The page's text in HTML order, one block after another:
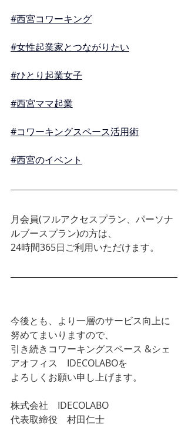
#西宮コワーキング
#女性起業家とつながりたい
#ひとり起業女子
#西宮ママ起業
#コワーキングスペース活用術
#西宮のイベント
月会員(フルアクセスプラン、パーソナ
ルブースプラン)の方は、
24時間365日ご利用いただけます。
今後とも、より一層のサービス向上に
努めてまいりますので、
引き続きコワーキングスペース &シェ
アオフィス　IDECOLABOを
よろしくお願い申し上げます。
株式会社　IDECOLABO
代表取締役　村田仁士